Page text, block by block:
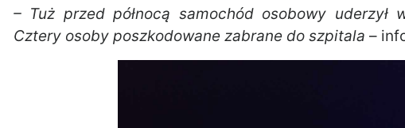
– Tuż przed północą samochód osobowy uderzył
Cztery osoby poszkodowane zabrane do szpitala –